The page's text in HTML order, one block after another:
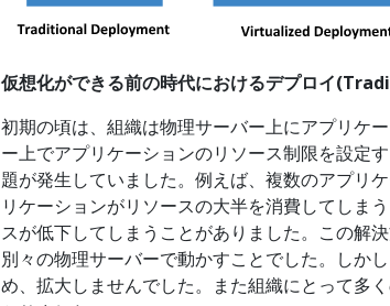
仮想化ができる前の時代におけるデプロイ
初期の頃は、組織は物理サーバー上にアプリケ
ー上でアプリケーションのリソース制限を設定
題が発生していました。例えば、複数のアプリ
リケーションがリソースの大半を消費してしま
スが低下してしまうことがありました。この解
別々の物理サーバーで動かすことでした。しか
め、拡大しませんでした。また組織にとって多